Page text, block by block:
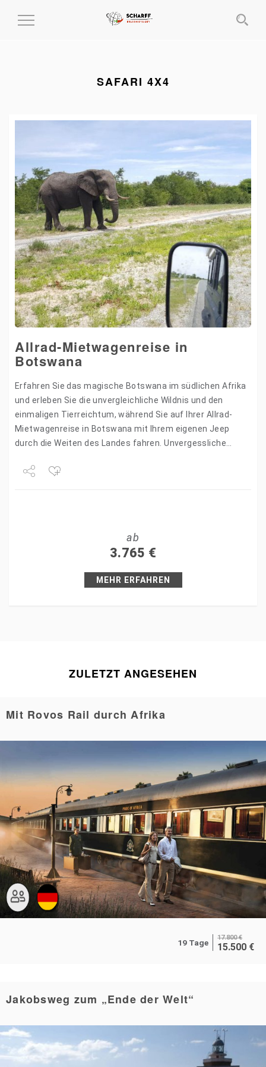
MENÜ
SAFARI 4X4
Allrad-Mietwagenreise in
Botswana
Erfahren Sie das magische Botswana im südlichen Afrika
und erleben Sie die unvergleichliche Wildnis und den
einmaligen Tierreichtum, während Sie auf Ihrer Allrad-
Mietwagenreise in Botswana mit Ihrem eigenen Jeep
durch die Weiten des Landes fahren. Unvergessliche
ab
3.765 €
MEHR ERFAHREN
ZULETZT ANGESEHEN
Mit Rovos Rail durch Afrika
19 Tage
17.800 €
15.500 €
Jakobsweg zum „Ende der Welt“